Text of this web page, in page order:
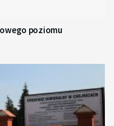
poziomu